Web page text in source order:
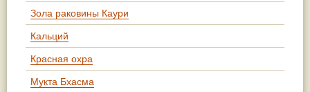
Зола раковины Каури
Кальций
Красная охра
Мукта Бхасма